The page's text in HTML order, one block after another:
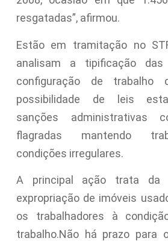
resgatadas”, afirmou.
Estão em tramitação no
analisam a tipificação das
configuração de trabalho
possibilidade de leis
sanções administrativas
flagradas mantendo
condições irregulares.
A principal ação trata da
expropriação de imóveis
os trabalhadores à
trabalho.Não há prazo para